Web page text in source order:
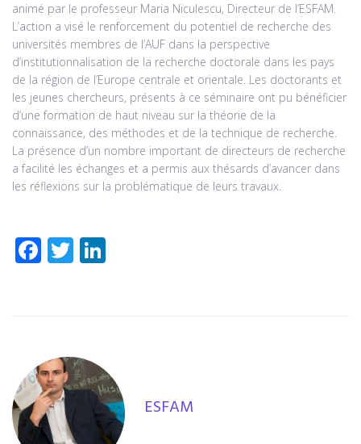
animé par le professeur Maria Niculescu, Directeur de l’ESFAM.
L’action a visé le renforcement du potentiel de recherche des
universités membres de l’AUF dans la perspective
d’institutionnalisation de la recherche doctorale dans les pays
de la région de l’Europe centrale et orientale. Les doctorants et
les jeunes chercheurs, présents à ce séminaire ont pu bénéficier
d’une formation de haut niveau sur la théorie de la
connaissance, des méthodes et de la technique de recherche.
La présence d’un nombre important de directeurs de recherche
a facilité les échanges et a permis aux thésards d’avancer dans
les réflexions sur la problématique de leurs travaux.
F
o
o
k
T
n
ESFAM